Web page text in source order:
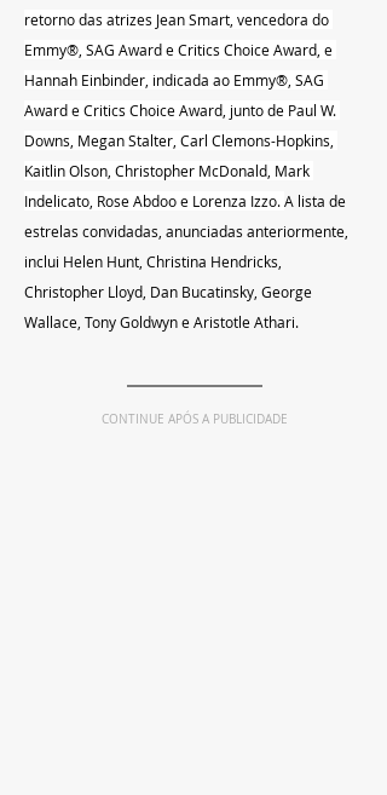
retorno das atrizes Jean Smart, vencedora do
Emmy®, SAG Award e Critics Choice Award, e
Hannah Einbinder, indicada ao Emmy®, SAG
Award e Critics Choice Award, junto de Paul W.
Downs, Megan Stalter, Carl Clemons-Hopkins,
Kaitlin Olson, Christopher McDonald, Mark
Indelicato, Rose Abdoo e Lorenza Izzo. A lista de
estrelas convidadas, anunciadas anteriormente,
inclui Helen Hunt, Christina Hendricks,
Christopher Lloyd, Dan Bucatinsky, George
Wallace, Tony Goldwyn e Aristotle Athari.
CONTINUE APÓS A PUBLICIDADE